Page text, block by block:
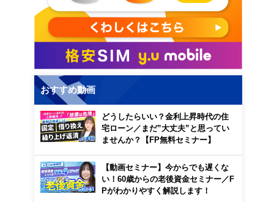
おすすめ動画
どうしたらいい？金利上昇時代の住
宅ローン／まだ”大丈夫”と思ってい
ませんか？【FP無料セミナー】
【動画セミナー】今からでも遅くな
い！60歳からの老後資金セミナー／F
Pがわかりやすく解説します！